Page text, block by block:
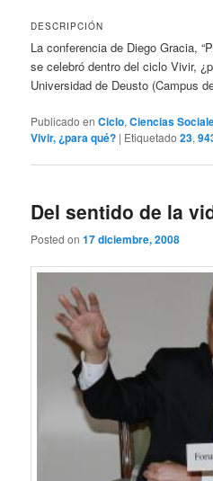
DESCRIPCIÓN
La conferencia de Diego Gracia,
se celebró dentro del ciclo Vivir,
Universidad de Deusto (Campus
Publicado en Ciclo,Ciencias
Vivir, ¿para qué? | Etiquetado 23,
Del sentido de la
Posted on17 diciembre, 2008